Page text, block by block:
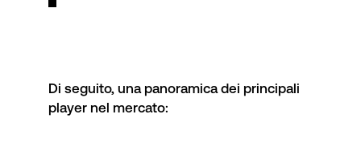
Di seguito, una panoramica dei principali
player nel mercato: